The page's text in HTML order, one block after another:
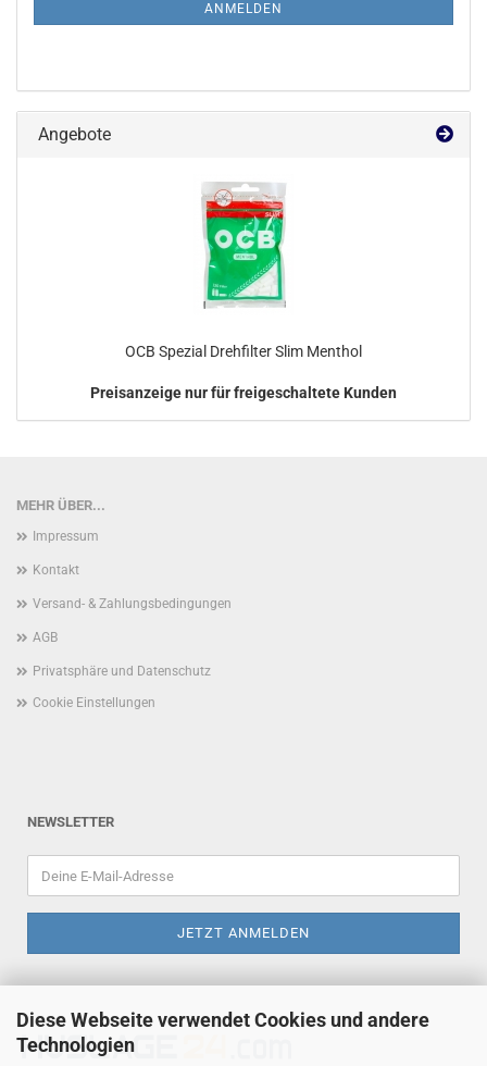
Diese Webseite verwendet Cookies und andere
Technologien
ANMELDEN
Angebote
OCB Spezial Drehfilter Slim Menthol
Preisanzeige nur für freigeschaltete Kunden
MEHR ÜBER...
Impressum
Kontakt
Versand- & Zahlungsbedingungen
AGB
Privatsphäre und Datenschutz
Cookie Einstellungen
NEWSLETTER